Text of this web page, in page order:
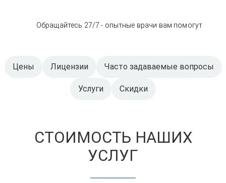
Обращайтесь 27/7 - опытные врачи вам помогут
Цены Лицензии Часто задаваемые вопросы
Услуги Скидки
СТОИМОСТЬ НАШИХ
УСЛУГ